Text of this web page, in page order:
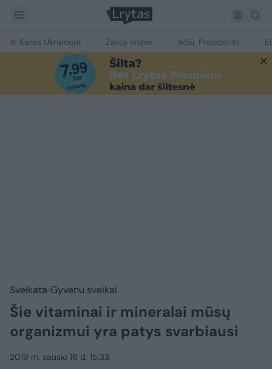
Karas Ukrainoje Žalioji erdvė Ačiū, Prezidente
Sveikata Gyvenu sveikai
Šie vitaminai ir mineralai mūsų
organizmui yra patys svarbiausi
2019 m. sausio 16 d. 15:33